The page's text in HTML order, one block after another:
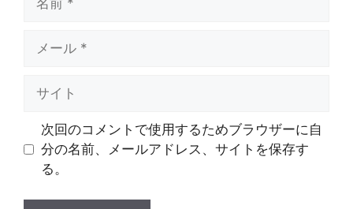
次回のコメントで使用するためブラウザーに自
分の名前、メールアドレス、サイトを保存す
る。